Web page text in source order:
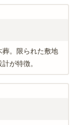
葬。限られた敷地
が特徴。